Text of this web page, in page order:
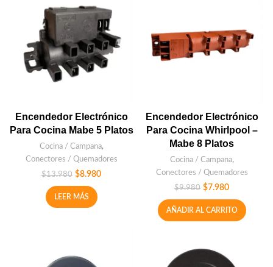
Encendedor Electrónico
Para Cocina Mabe 5 Platos
Cocina / Campana,
Conectores / Quemadores
$13.980 $8.980
LEER MÁS
Encendedor Electrónico
Para Cocina Whirlpool –
Mabe 8 Platos
Cocina / Campana,
Conectores / Quemadores
$9.980 $7.980
AÑADIR AL CARRITO